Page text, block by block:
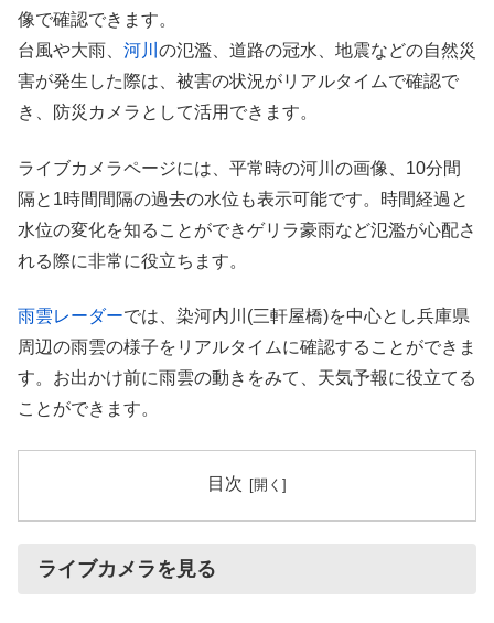
像で確認できます。
台風や大雨、 河川 の氾濫、道路の冠水、地震などの自然災
害が発生した際は、被害の状況がリアルタイムで確認で
き、防災カメラとして活用できます。
ライブカメラページには、平常時の河川の画像、10分間
隔と1時間間隔の過去の水位も表示可能です。時間経過と
水位の変化を知ることができゲリラ豪雨など氾濫が心配さ
れる際に非常に役立ちます。
雨雲レーダーでは、染河内川(三軒屋橋)を中心とし兵庫県
周辺の雨雲の様子をリアルタイムに確認することができま
す。お出かけ前に雨雲の動きをみて、天気予報に役立てる
ことができます。
目次
ライブカメラを見る